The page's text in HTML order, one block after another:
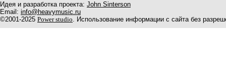
Идея и разработка проекта: John Sinterson
Email: info@heavymusic.ru
©2001-2025 Power studio. Использование информации с сайта без